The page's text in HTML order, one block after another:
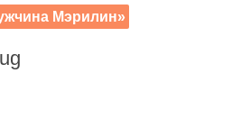
Мэрилин»